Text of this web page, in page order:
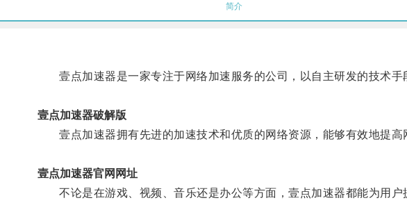
简介
壹点加速器是一家专注于网络加速服务的公司，以自主研发的技术手
壹点加速器破解版
壹点加速器拥有先进的加速技术和优质的网络资源，能够有效地提高
壹点加速器官网网址
不论是在游戏、视频、音乐还是办公等方面，壹点加速器都能为用户